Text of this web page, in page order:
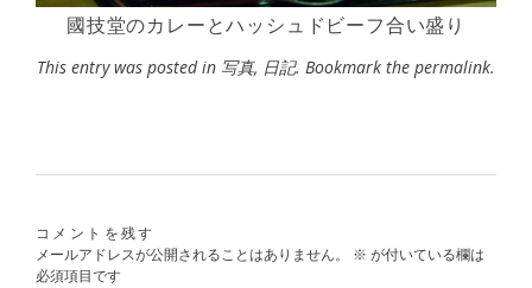
國技堂のカレーとハッシュドビーフ合い盛り
This entry was posted in 写真, 日記. Bookmark the permalink.
コメントを残す
メールアドレスが公開されることはありません。
※ が付いている欄は
必須項目です